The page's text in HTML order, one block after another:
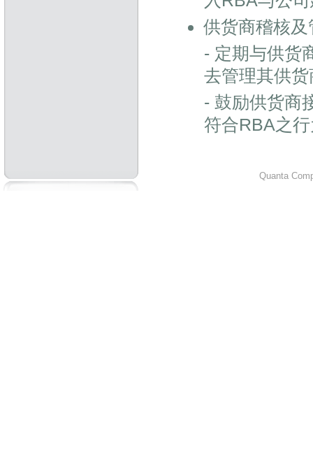
供货商稽核及
- 定期与供货
去管理其供货
- 鼓励供货商
符合RBA之
Quanta